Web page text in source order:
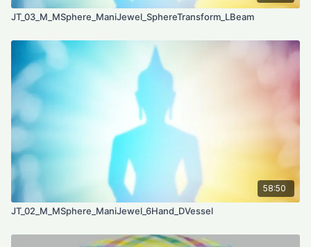
JT_03_M_MSphere_ManiJewel_SphereTransform_LBeam
58:50
JT_02_M_MSphere_ManiJewel_6Hand_DVessel